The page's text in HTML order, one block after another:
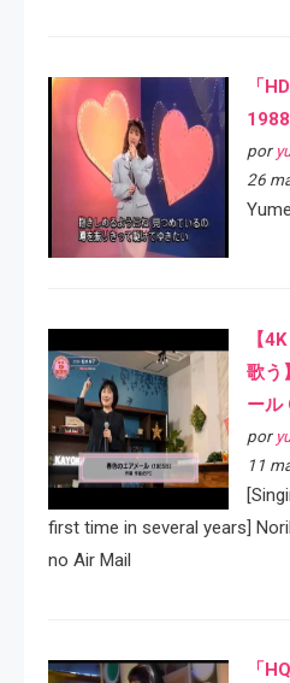
「
por
26
【
歌う
ール
por
11
first time in several years]
no Air Mail
「